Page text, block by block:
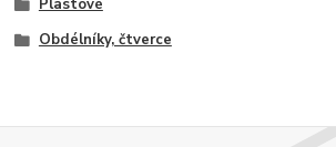
Plastové
Obdélníky, čtverce